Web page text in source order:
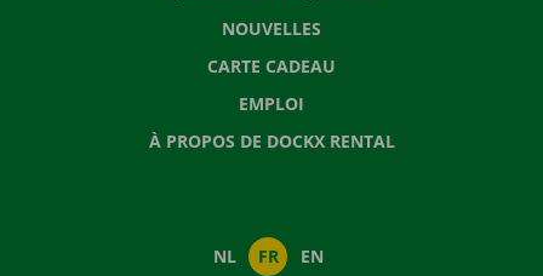
NOUVELLES
CARTE CADEAU
EMPLOI
À PROPOS DE DOCKX RENTAL
NL FR EN